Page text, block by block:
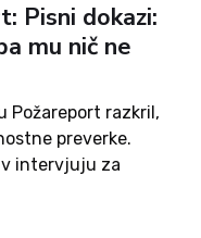
Pisni dokazi:
mu nič ne
Požareport razkril,
preverke.
v intervjuju za
vedel za njeno...